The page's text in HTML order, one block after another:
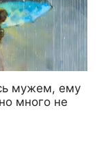
мужем, ему
много не